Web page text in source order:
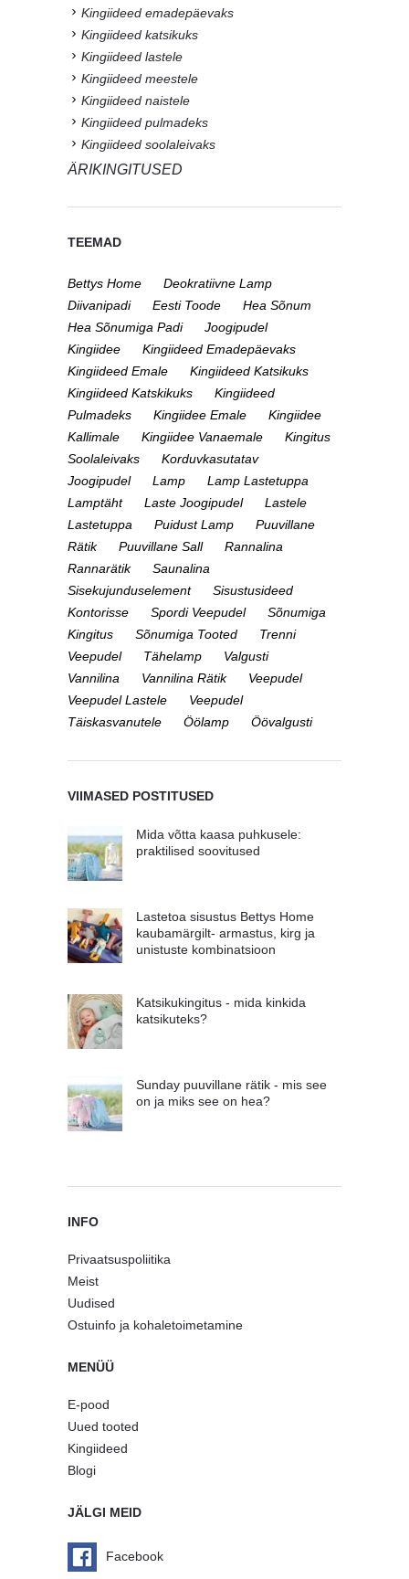
Kingiideed emadepäevaks
Kingiideed katsikuks
Kingiideed lastele
Kingiideed meestele
Kingiideed naistele
Kingiideed pulmadeks
Kingiideed soolaleivaks
ÄRIKINGITUSED
TEEMAD
Bettys Home
Deokratiivne Lamp
Diivanipadi
Eesti Toode
Hea Sõnum
Hea Sõnumiga Padi
Joogipudel
Kingiidee
Kingiideed Emadepäevaks
Kingiideed Emale
Kingiideed Katsikuks
Kingiideed Katskikuks
Kingiideed
Pulmadeks
Kingiidee Emale
Kingiidee
Kallimale
Kingiidee Vanaemale
Kingitus
Soolaleivaks
Korduvkasutatav
Joogipudel
Lamp
Lamp Lastetuppa
Lamptäht
Laste Joogipudel
Lastele
Lastetuppa
Puidust Lamp
Puuvillane
Rätik
Puuvillane Sall
Rannalina
Rannarätik
Saunalina
Sisekujunduselement
Sisustusideed
Kontorisse
Spordi Veepudel
Sõnumiga
Kingitus
Sõnumiga Tooted
Trenni
Veepudel
Tähelamp
Valgusti
Vannilina
Vannilina Rätik
Veepudel
Veepudel Lastele
Veepudel
Täiskasvanutele
Öölamp Öövalgusti
VIIMASED POSTITUSED
Mida võtta kaasa puhkusele:
praktilised soovitused
Lastetoa sisustus Bettys Home
kaubamärgilt- armastus, kirg ja
unistuste kombinatsioon
Katsikukingitus - mida kinkida
katsikuteks?
Sunday puuvillane rätik - mis see
on ja miks see on hea?
INFO
Privaatsuspoliitika
Meist
Uudised
Ostuinfo ja kohaletoimetamine
MENÜÜ
E-pood
Uued tooted
Kingiideed
Blogi
JÄLGI MEID
Facebook